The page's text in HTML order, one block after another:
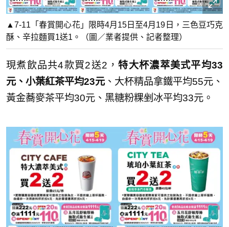
▲7-11「春賞開心花」限時4月15日至4月19日，三色豆巧克
酥、辛拉麵買1送1。（圖／業者提供、記者整理）
現煮飲品共4款買2送2，特大杯濃萃美式平均33
元、小葉紅茶平均23元、大杯精品拿鐵平均55元、
黃金蕎麥茶平均30元、黑糖粉粿剉冰平均33元。